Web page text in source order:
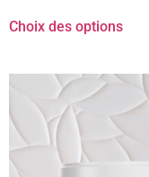
Choix des options